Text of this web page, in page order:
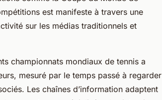
est manifeste à travers une
sur les médias traditionnels et
championnats mondiaux de tennis a
mesuré par le temps passé à regarder
Les chaînes d’information adaptent